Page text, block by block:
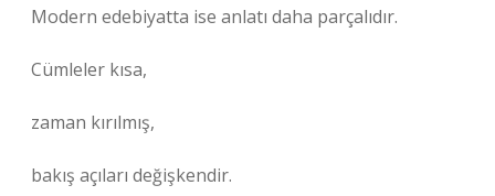
Modern edebiyatta ise anlatı daha parçalıdır.
Cümleler kısa,
zaman kırılmış,
bakış açıları değişkendir.